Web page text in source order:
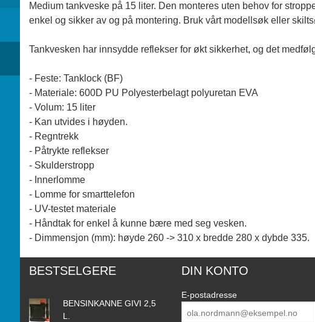
Medium tankveske på 15 liter. Den monteres uten behov for
enkel og sikker av og på montering. Bruk vårt modellsøk eller
Tankvesken har innsydde reflekser for økt sikkerhet, og det
- Feste: Tanklock (BF)
- Materiale: 600D PU Polyesterbelagt polyuretan EVA
- Volum: 15 liter
- Kan utvides i høyden.
- Regntrekk
- Påtrykte reflekser
- Skulderstropp
- Innerlomme
- Lomme for smarttelefon
- UV-testet materiale
- Håndtak for enkel å kunne bære med seg vesken.
- Dimmensjon (mm): høyde 260 -> 310 x bredde 280 x dybde 335.
BESTSELGERE
BENSINKANNE GIVI 2,5
L.
DIN KONTO
E-postadresse